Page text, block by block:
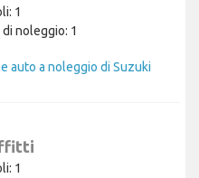
1
noleggio: 1
auto a noleggio di Suzuki
1